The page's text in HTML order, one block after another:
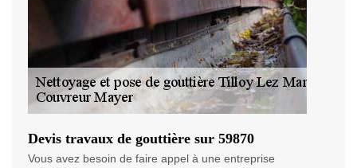
Devis travaux de gouttière sur 59870
Vous avez besoin de faire appel à une entreprise